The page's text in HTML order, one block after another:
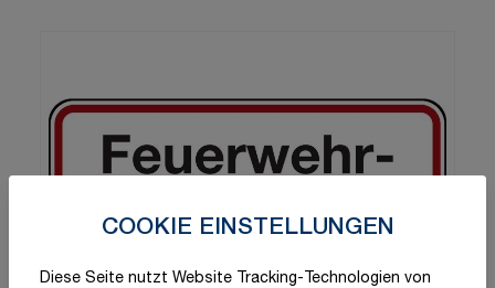
COOKIE EINSTELLUNGEN
Diese Seite nutzt Website Tracking-Technologien von